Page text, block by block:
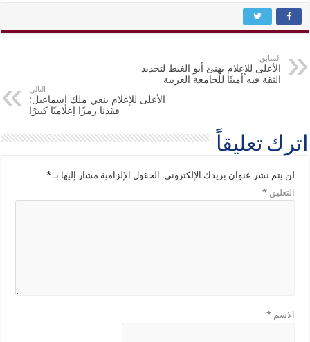
السابق
الأعلى للإعلام يهنئ أبو الغيط لتجديد
الثقة فيه أمينًا للجامعة العربية
التالي
الأعلى للإعلام ينعي ملك إسماعيل:
فقدنا رمزًا إعلاميًا كبيرًا
اترك تعليقاً
لن يتم نشر عنوان بريدك الإلكتروني. الحقول الإلزامية مشار إليها بـ*
التعليق*
الاسم*